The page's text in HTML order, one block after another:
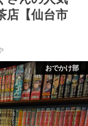
店【仙台市
おでかけ部